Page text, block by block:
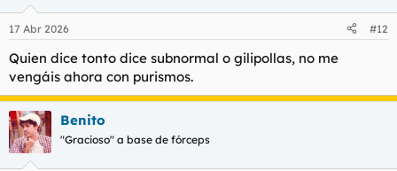
e
:
17 Abr 2026 #12
Quien dice tonto dice subnormal o gilipollas, no me
vengáis ahora con purismos.
Benito
"Gracioso" a base de fórceps